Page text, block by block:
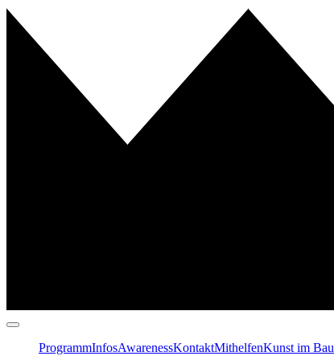
ProgrammInfosAwarenessKontaktMithelfenKunst im Bau